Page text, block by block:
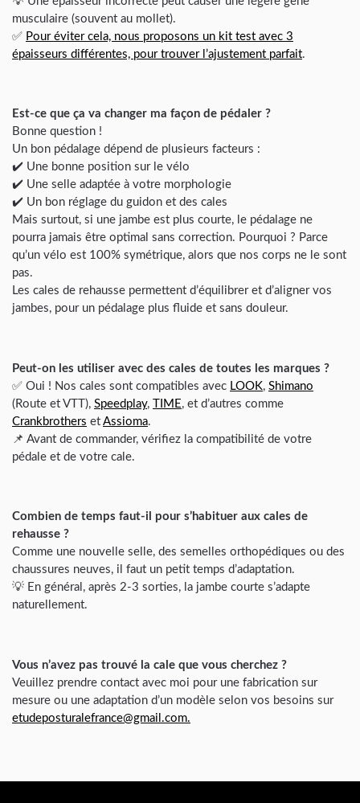
musculaire (souvent au mollet).
✅ Pour éviter cela, nous proposons un kit test avec 3
épaisseurs différentes, pour trouver l’ajustement parfait.
Est-ce que ça va changer ma façon de pédaler ?
Bonne question !
Un bon pédalage dépend de plusieurs facteurs :
✔️ Une bonne position sur le vélo
✔️ Une selle adaptée à votre morphologie
✔️ Un bon réglage du guidon et des cales
Mais surtout, si une jambe est plus courte, le pédalage ne
pourra jamais être optimal sans correction. Pourquoi ? Parce
qu’un vélo est 100% symétrique, alors que nos corps ne le sont
pas.
Les cales de rehausse permettent d’équilibrer et d’aligner vos
jambes, pour un pédalage plus fluide et sans douleur.
Peut-on les utiliser avec des cales de toutes les marques ?
✅ Oui ! Nos cales sont compatibles avec LOOK, Shimano
(Route et VTT), Speedplay, TIME , et d’autres comme
Crankbrothers et Assioma.
📌 Avant de commander, vérifiez la compatibilité de votre
pédale et de votre cale.
Combien de temps faut-il pour s’habituer aux cales de
rehausse ?
Comme une nouvelle selle, des semelles orthopédiques ou des
chaussures neuves, il faut un petit temps d’adaptation.
💡 En général, après 2-3 sorties, la jambe courte s’adapte
naturellement.
Vous n’avez pas trouvé la cale que vous cherchez ?
Veuillez prendre contact avec moi pour une fabrication sur
mesure ou une adaptation d’un modèle selon vos besoins sur
etudeposturalefrance@gmail.com.